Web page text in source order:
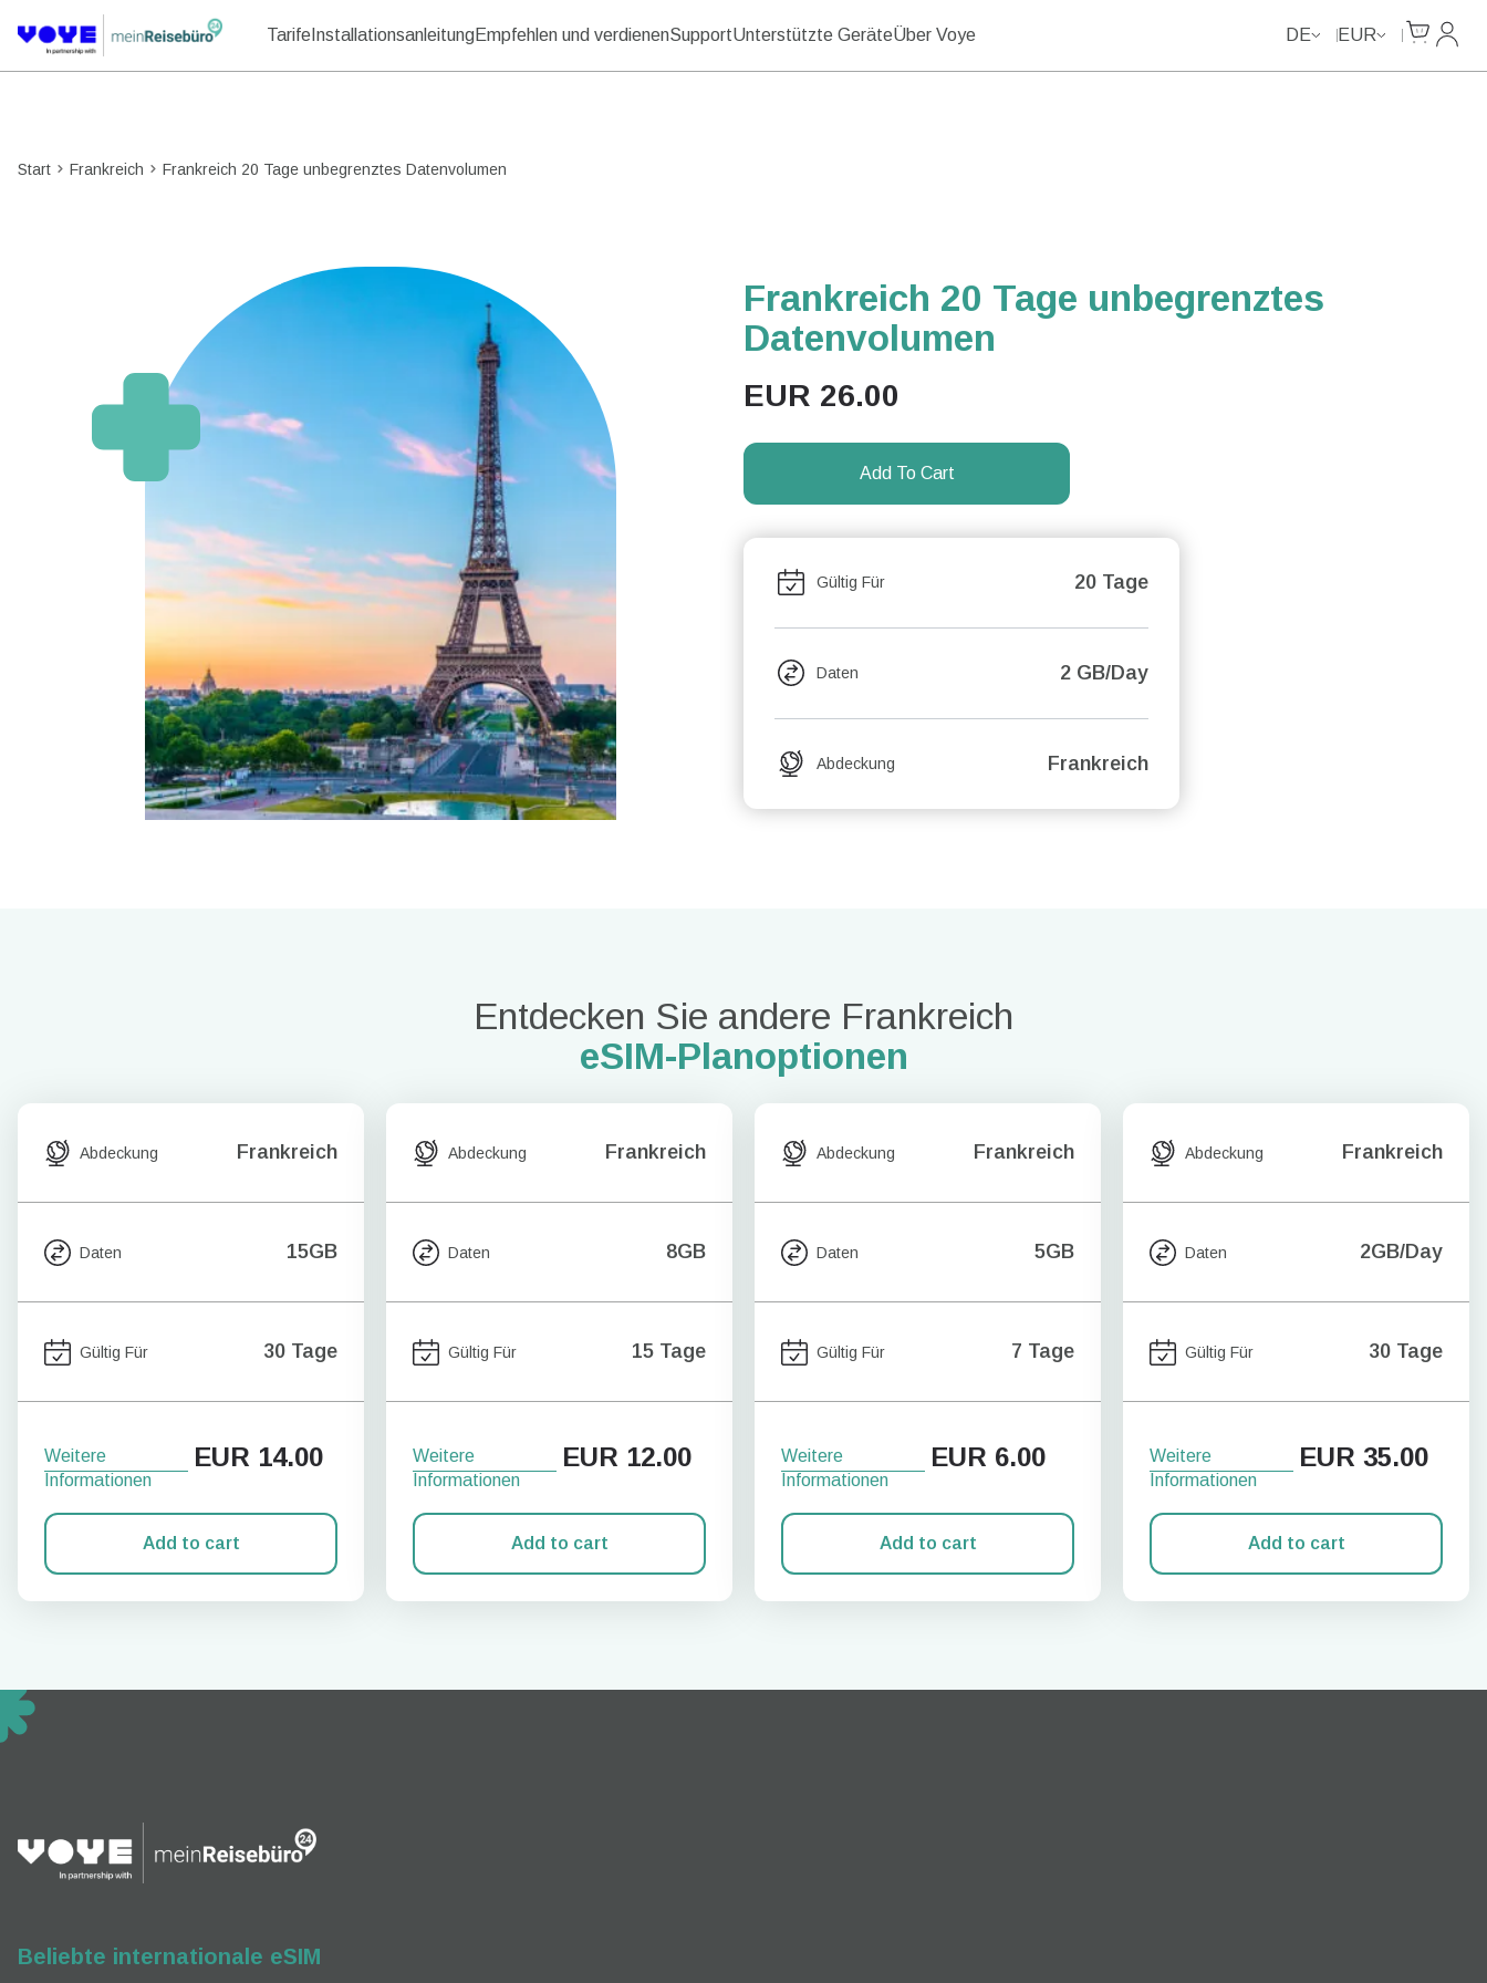
Tarife InstallationsanleitungEmpfehlen und verdienenSupportUnterstützte GeräteÜber Voye DE EUR
Mein
Start Frankreich Frankreich 20 Tage unbegrenztes Datenvolumen
Frankreich 20 Tage unbegrenztes
Datenvolumen
EUR 26.00
Add To Cart
Gültig Für 20 Tage
Daten 2 GB/Day
Abdeckung Frankreich
Entdecken Sie andere Frankreich
eSIM-Planoptionen
Abdeckung Frankreich
Daten 15GB
Gültig Für 30 Tage
Weitere
Informationen
EUR 14.00
Add to cart
Abdeckung Frankreich
Daten 8GB
Gültig Für 15 Tage
Weitere
Informationen
EUR 12.00
Add to cart
Abdeckung Frankreich
Daten 5GB
Gültig Für 7 Tage
Weitere
Informationen
EUR 6.00
Add to cart
Abdeckung Frankreich
Daten 2GB/Day
Gültig Für 30 Tage
Weitere
Informationen
EUR 35.00
Add to cart
Beliebte internationale eSIM